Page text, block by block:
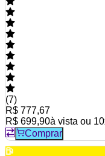
(7)
R$ 777,67
R$ 699,90à vista ou 10
Comprar